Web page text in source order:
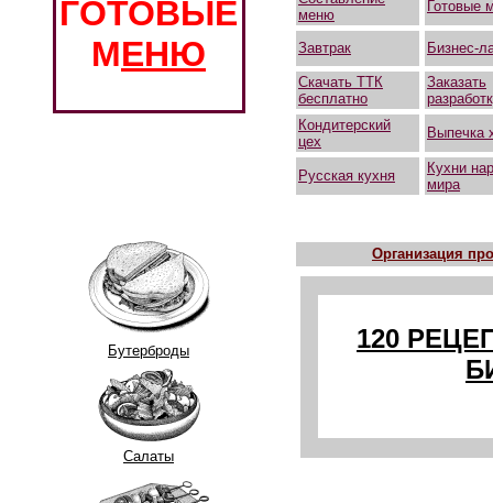
ГОТОВЫЕ
МЕНЮ
меню
Готовые
Завтрак Бизнес-
Скачать ТТК
бесплатно
Заказать
Кондитерский
цех
Выпечка
Русская кухня
Кухни
мира
Бутерброды
Салаты
Организация
120